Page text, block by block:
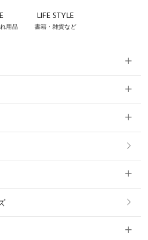
用品
LIFE STYLE
書籍・雑貨など
ット
ット
ンクトップ